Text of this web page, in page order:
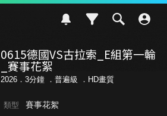
0615德國VS古拉索_E組第一輪
_賽事花絮
2026．3分鐘 ． 普遍級 ．HD畫質
類型 賽事花絮